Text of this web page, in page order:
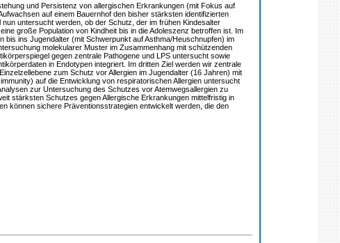
und Persistenz von allergischen Erkrankungen (mit Fokus auf
auf einem Bauernhof den bisher stärksten identifizierten
untersucht werden, ob der Schutz, der im frühen Kindesalter
große Population von Kindheit bis in die Adoleszenz betroffen ist. Im
bis ins Jugendalter (mit Schwerpunkt auf Asthma/Heuschnupfen) im
molekularer Muster im Zusammenhang mit schützenden
gegen zentrale Pathogene und LPS untersucht sowie
in Endotypen integriert. Im dritten Ziel werden wir zentrale
zum Schutz vor Allergien im Jugendalter (16 Jahren) mit
auf die Entwicklung von respiratorischen Allergien untersucht
zur Untersuchung des Schutzes vor Atemwegsallergien zu
stärksten Schutzes gegen Allergische Erkrankungen mittelfristig in
können sichere Präventionsstrategien entwickelt werden, die den